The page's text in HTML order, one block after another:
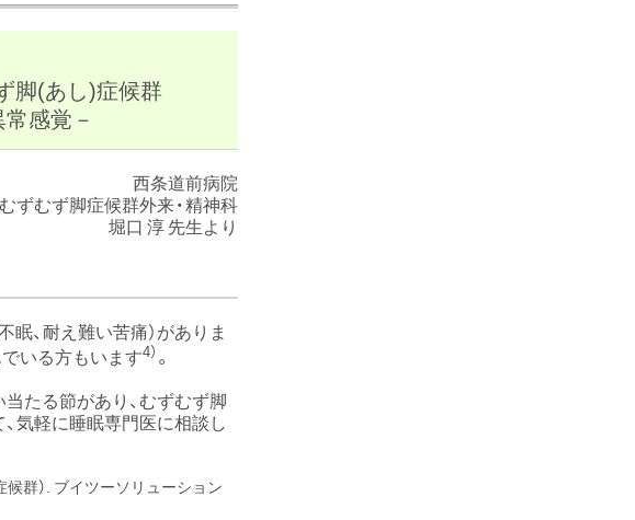
脚(あし)症候群
感覚－
西条道前病院
むずむず脚症候群外来・精神科
堀口 淳 先生より
、耐え難い苦痛）がありま
いる方もいます4） 。
たる節があり、むずむず脚
気軽に睡眠専門医に相談し
群）. ブイツーソリューション